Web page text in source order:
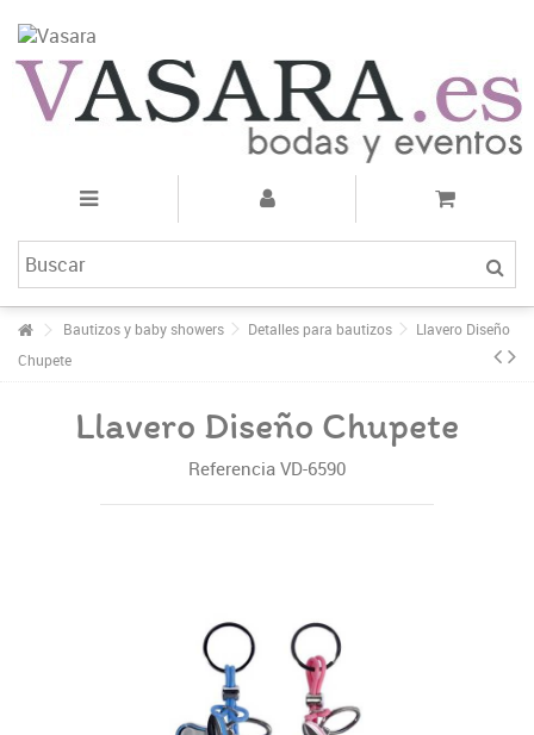
Bautizos y baby showers Detalles para bautizos
Llavero Diseño
Chupete
Llavero Diseño Chupete
Referencia VD-6590